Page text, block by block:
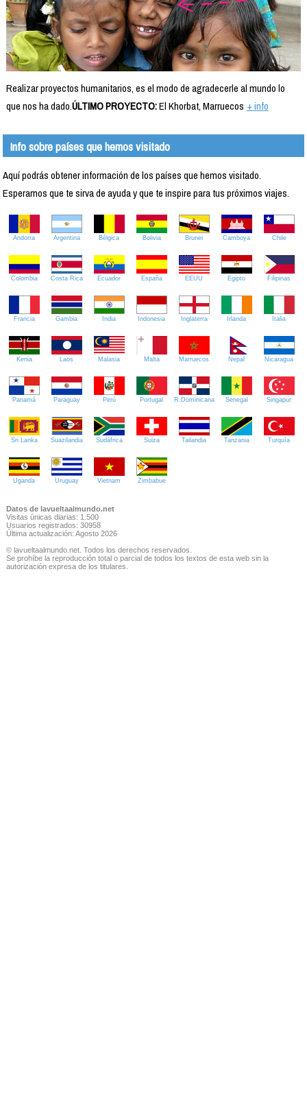
Realizar proyectos humanitarios, es el modo de agradecerle al mundo lo
que nos ha dado.ÚLTIMO PROYECTO:El Khorbat, Marruecos + info
Info sobre países que hemos visitado
Aquí podrás obtener información de los países que hemos visitado.
Esperamos que te sirva de ayuda y que te inspire para tus próximos viajes.
Andorra Argentina Bélgica Bolivia Brunei Camboya Chile
Colombia Costa Rica Ecuador España EEUU Egipto Filipinas
Francia Gambia India Indonesia Inglaterra Irlanda Italia
Kenia Laos Malasia Malta Marruecos Nepal Nicaragua
Panamá Paraguay Perú Portugal R.Dominicana Senegal Singapur
Sri Lanka Suazilandia Sudáfrica Suiza Tailandia Tanzania Turquía
Uganda Uruguay Vietnam Zimbabue
Datos de lavueltaalmundo.net
Visitas únicas diarias: 1.500
Usuarios registrados: 30958
Última actualización: Agosto 2026
© lavueltaalmundo.net. Todos los derechos reservados.
Se prohíbe la reproducción total o parcial de todos los textos de esta web sin la
autorización expresa de los titulares.